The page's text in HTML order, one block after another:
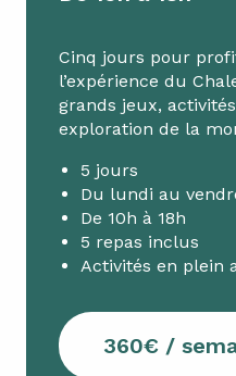
Cinq jours pour
l’expérience du
grands jeux,
exploration de la
5 jours
Du lundi au
De 10h à 18h
5 repas inclus
Activités en plein
360€ /